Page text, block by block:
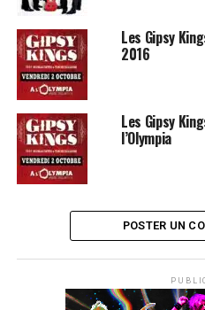
SUJETS ASSOCIÉS:
Les Gipsy
2016
Les Gipsy
l’Olympia
POSTER UN